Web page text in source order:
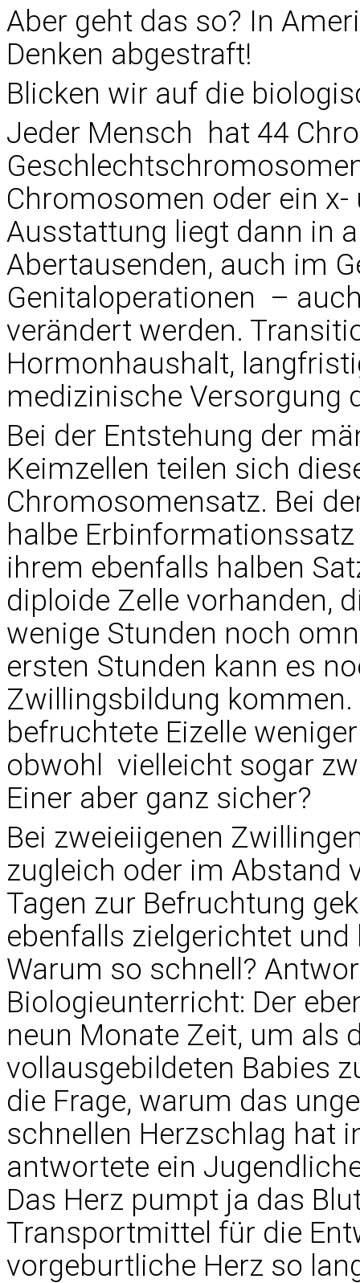
Aber geht das so? In
Denken abgestraft!
Blicken wir auf die
Jeder Mensch hat 44
Chromosomen oder ein
Ausstattung liegt dann in
Abertausenden, auch im
Genitaloperationen –
verändert werden.
Hormonhaushalt,
medizinische Versorgung
Bei der Entstehung der
Keimzellen teilen sich
Chromosomensatz. Bei
halbe
ihrem ebenfalls halben
diploide Zelle vorhanden,
wenige Stunden noch
ersten Stunden kann es
Zwillingsbildung kommen.
befruchtete Eizelle
obwohl vielleicht sogar
Einer aber ganz sicher?
Bei zweieiigenen
zugleich oder im Abstand
Tagen zur Befruchtung
ebenfalls zielgerichtet
Warum so schnell?
Biologieunterricht: Der
neun Monate Zeit, um als
vollausgebildeten Babies
die Frage, warum das
schnellen Herzschlag hat
antwortete ein
Das Herz pumpt ja das
Transportmittel für die
vorgeburtliche Herz so